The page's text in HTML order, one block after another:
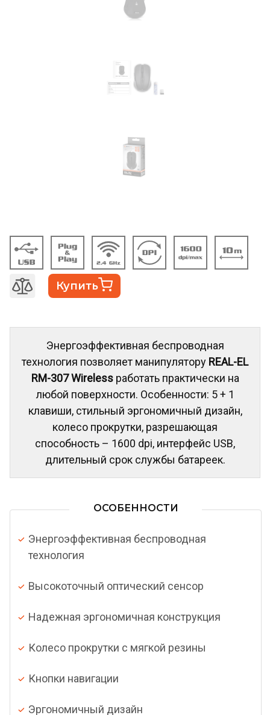
Купить
Энергоэффективная беспроводная
технология позволяет манипулятору REAL-EL
RM-307 Wirelessработать практически на
любой поверхности. Особенности: 5 + 1
клавиши, стильный эргономичный дизайн,
колесо прокрутки, разрешающая
способность – 1600 dpi, интерфейс USB,
длительный срок службы батареек.
ОСОБЕННОСТИ
Энергоэффективная беспроводная
технология
Высокоточный оптический сенсор
Надежная эргономичная конструкция
Колесо прокрутки с мягкой резины
Кнопки навигации
Эргономичный дизайн